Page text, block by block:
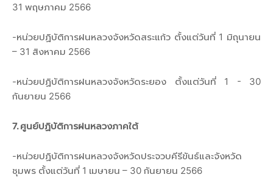
31 พฤษภาคม 2566
-หน่วยปฏิบัติการฝนหลวงจังหวัดสระแก้ว ตั้งแต่วันที่ 1 มิถุนายน
– 31 สิงหาคม 2566
-หน่วยปฏิบัติการฝนหลวงจังหวัดระยอง ตั้งแต่วันที่ 1 - 30
กันยายน 2566
7. ศูนย์ปฏิบัติการฝนหลวงภาคใต้
-หน่วยปฏิบัติการฝนหลวงจังหวัดประจวบคีรีขันธ์และจังหวัด
ชุมพร ตั้งแต่วันที่ 1 เมษายน – 30 กันยายน 2566